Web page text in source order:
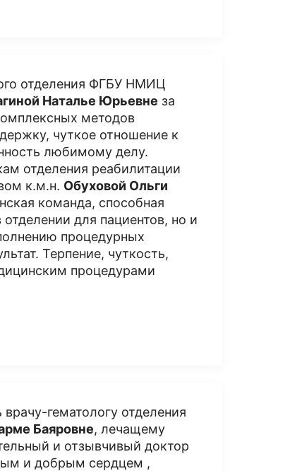
отделения ФГБУ НМИЦ
Наталье Юрьевне за
методов
чуткое отношение к
любимому делу.
отделения реабилитации
к.м.н. Обуховой Ольги
команда, способная
для пациентов, но и
процедурных
Терпение, чуткость,
процедурами
гематологу отделения
Баяровне, лечащему
и отзывчивый доктор
и добрым сердцем ,